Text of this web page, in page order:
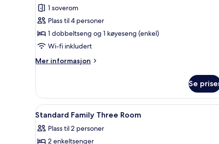
four)1 soverom
Plass til 4 personer
1 dobbeltseng og 1 køyeseng (enkel)
Wi-fi inkludert
Mer informasjon
Mer
(Standard
four)
Se
Åpne
alle
bildene
Safe på rommet, skrivebord
6
Standard Family Three Room
Plass til 2 personer
2 enkeltsenger